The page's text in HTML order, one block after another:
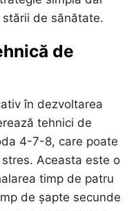
de sănătate.
de
în dezvoltarea
tehnici de
4-7-8, care poate
Aceasta este o
timp de patru
de șapte secunde